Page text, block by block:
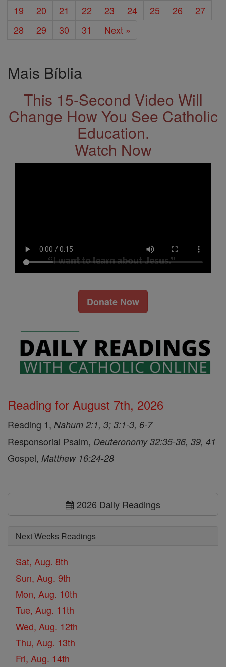
19 20 21 22 23 24 25 26
27
28
29 30 31 Next »
Mais Bíblia
This 15-Second Video Will
Change How You See Catholic
Education.
Watch Now
Donate Now
Reading for August 7th, 2026
Reading 1, Nahum 2:1, 3; 3:1-3, 6-7
Responsorial Psalm, Deuteronomy 32:35-36, 39, 41
Gospel, Matthew 16:24-28
2026 Daily Readings
Next Weeks Readings
Sat, Aug. 8th
Sun, Aug. 9th
Mon, Aug. 10th
Tue, Aug. 11th
Wed, Aug. 12th
Thu, Aug. 13th
Fri, Aug. 14th